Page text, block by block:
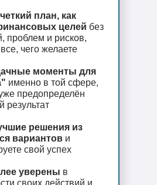
четкий план, как
целей без
проблем и рисков,
чего желаете
моменты для
именно в той сфере,
предопределён
результат
решения из
вариантов и
свой успех
уверены в
своих действий и